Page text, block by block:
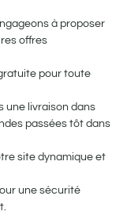
à proposer
offres
pour toute
une livraison dans
passées tôt dans
site dynamique et
une sécurité